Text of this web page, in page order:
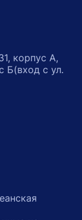
корпус А,
Б(вход с ул.